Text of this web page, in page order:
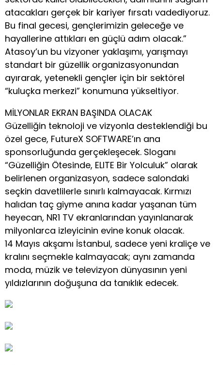
atacakları gerçek bir kariyer fırsatı vadediyoruz.
Bu final gecesi, gençlerimizin geleceğe ve
hayallerine attıkları en güçlü adım olacak.”
Atasoy’un bu vizyoner yaklaşımı, yarışmayı
standart bir güzellik organizasyonundan
ayırarak, yetenekli gençler için bir sektörel
“kuluçka merkezi” konumuna yükseltiyor.
MİLYONLAR EKRAN BAŞINDA OLACAK
Güzelliğin teknoloji ve vizyonla desteklendiği bu
özel gece, FutureX SOFTWARE’ın ana
sponsorluğunda gerçekleşecek. Sloganı
“Güzelliğin Ötesinde, ELITE Bir Yolculuk” olarak
belirlenen organizasyon, sadece salondaki
seçkin davetlilerle sınırlı kalmayacak. Kırmızı
halıdan taç giyme anına kadar yaşanan tüm
heyecan, NR1 TV ekranlarından yayınlanarak
milyonlarca izleyicinin evine konuk olacak.
14 Mayıs akşamı İstanbul, sadece yeni kraliçe ve
kralını seçmekle kalmayacak; aynı zamanda
moda, müzik ve televizyon dünyasının yeni
yıldızlarının doğuşuna da tanıklık edecek.